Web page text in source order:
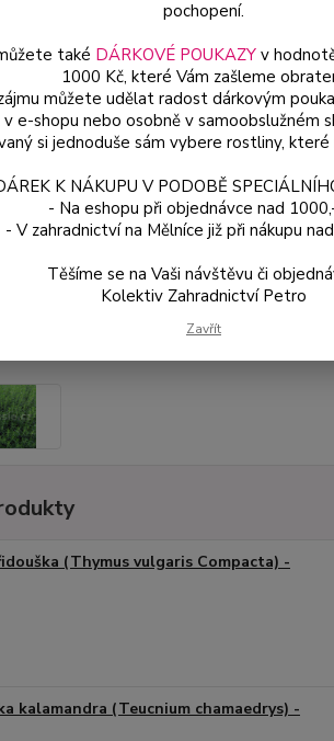
(Thymus vulgaris Compacta) -
kalamandra (Teucnium chamaedrys) -
pochopení.
také DÁRKOVÉ POUKAZYv
1000 Kč, které Vám zašleme
můžete udělat radost dárkovým
e-shopu nebo osobně v samoobslužném
si jednoduše sám vybere rostliny,
K NÁKUPU V PODOBĚ
- Na eshopu při objednávce nad
- V zahradnictví na Mělníce již při nákupu
Těšíme se na Vaši návštěvu či
Kolektiv Zahradnictví Petro
Zavřít